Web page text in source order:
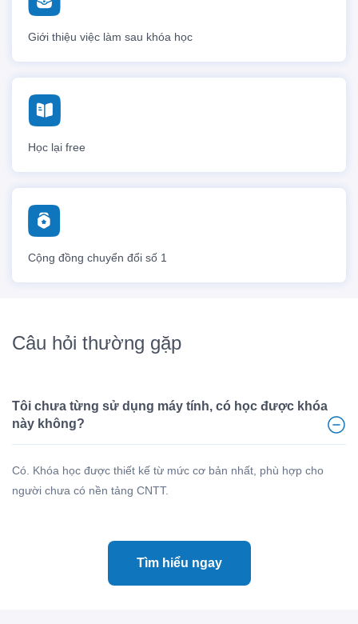
Giới thiệu việc làm sau khóa học
Học lại free
Cộng đồng chuyển đổi số 1
Câu hỏi thường gặp
Tôi chưa từng sử dụng máy tính, có học được khóa
này không?
Có. Khóa học được thiết kế từ mức cơ bản nhất, phù hợp cho
người chưa có nền tảng CNTT.
Tìm hiểu ngay